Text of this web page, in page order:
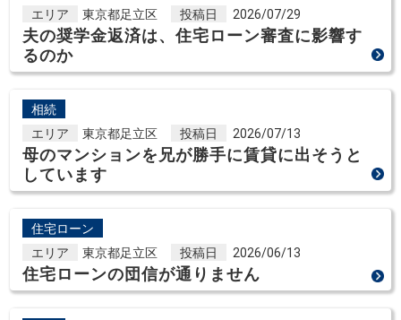
エリア
東京都足立区 投稿日 2026/07/29
夫の奨学金返済は、住宅ローン審査に影響す
るのか
相続
エリア
東京都足立区 投稿日 2026/07/13
母のマンションを兄が勝手に賃貸に出そうと
しています
住宅ローン
エリア
東京都足立区 投稿日 2026/06/13
住宅ローンの団信が通りません